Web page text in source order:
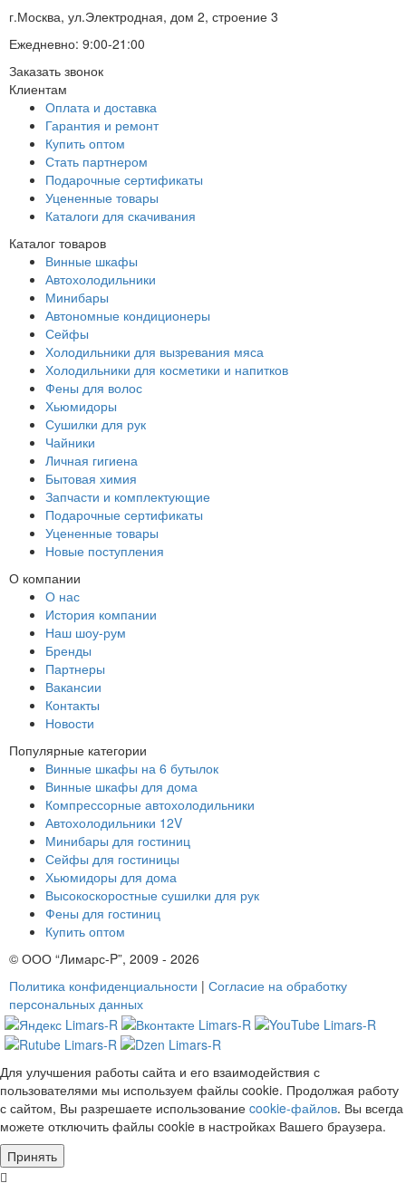
г.Москва, ул.Электродная, дом 2, строение 3
Ежедневно: 9:00-21:00
Заказать звонок
Клиентам
Оплата и доставка
Гарантия и ремонт
Купить оптом
Стать партнером
Подарочные сертификаты
Уцененные товары
Каталоги для скачивания
Каталог товаров
Винные шкафы
Автохолодильники
Минибары
Автономные кондиционеры
Сейфы
Холодильники для вызревания мяса
Холодильники для косметики и напитков
Фены для волос
Хьюмидоры
Сушилки для рук
Чайники
Личная гигиена
Бытовая химия
Запчасти и комплектующие
Подарочные сертификаты
Уцененные товары
Новые поступления
О компании
О нас
История компании
Наш шоу-рум
Бренды
Партнеры
Вакансии
Контакты
Новости
Популярные категории
Винные шкафы на 6 бутылок
Винные шкафы для дома
Компрессорные автохолодильники
Автохолодильники 12V
Минибары для гостиниц
Сейфы для гостиницы
Хьюмидоры для дома
Высокоскоростные сушилки для рук
Фены для гостиниц
Купить оптом
© ООО “Лимарс-P”, 2009 - 2026
Политика конфиденциальности | Согласие на обработку
персональных данных
Для улучшения работы сайта и его взаимодействия с
пользователями мы используем файлы cookie. Продолжая работу
с сайтом, Вы разрешаете использование cookie-файлов. Вы всегда
можете отключить файлы cookie в настройках Вашего браузера.
Принять